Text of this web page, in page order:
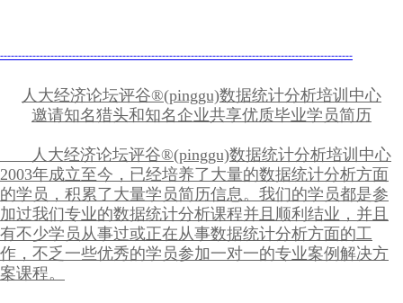
--------------------------------------------------------------------------------------------------
人大经济论坛评谷®(pinggu)数据统计分析培训中心
邀请知名猎头和知名企业共享优质毕业学员简历
人大经济论坛评谷®(pinggu)数据统计分析培训中心
2003年成立至今，已经培养了大量的数据统计分析方面
的学员，积累了大量学员简历信息。我们的学员都是参
加过我们专业的数据统计分析课程并且顺利结业，并且
有不少学员从事过或正在从事数据统计分析方面的工
作，不乏一些优秀的学员参加一对一的专业案例解决方
案课程。